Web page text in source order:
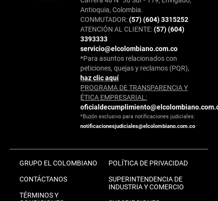
Antioquia, Colombia.
CONMUTADOR:(57) (604) 3315252
ATENCIÓN AL CLIENTE:(57) (604)
3393333
servicio@elcolombiano.com.co
*Para asuntos relacionados con
peticiones, quejas y reclamos (PQR),
haz clic aquí
PROGRAMA DE TRANSPARENCIA Y
ÉTICA EMPRESARIAL:
*Buzón exclusivo para notificaciones judiciales:
notificacionesjudiciales@elcolombiano.com.co
GRUPO EL COLOMBIANO
CONTÁCTANOS
TÉRMINOS Y
POLÍTICA DE PRIVACIDAD
SUPERINTENDENCIA DE
INDUSTRIA Y COMERCIO